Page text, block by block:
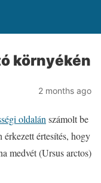
környékén
2 months ago
oldalán számolt be
értesítés, hogy
medvét (Ursus arctos)